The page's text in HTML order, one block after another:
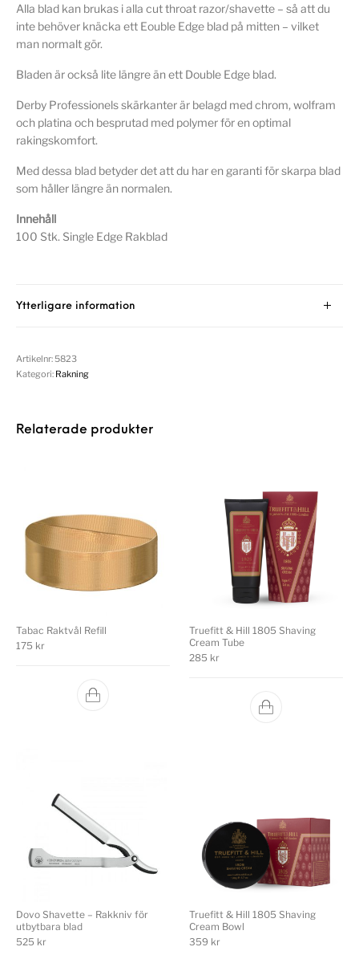
Alla blad kan brukas i alla cut throat razor/shavette – så att du
inte behöver knäcka ett Eouble Edge blad på mitten – vilket
man normalt gör.
Bladen är också lite längre än ett Double Edge blad.
Derby Professionels skärkanter är belagd med chrom, wolfram
och platina och besprutad med polymer för en optimal
rakingskomfort.
Med dessa blad betyder det att du har en garanti för skarpa blad
som håller längre än normalen.
Innehåll
100 Stk. Single Edge Rakblad
Ytterligare information
Artikelnr: 5823
Kategori: Rakning
Relaterade produkter
Tabac Raktvål Refill
175 kr
Truefitt & Hill 1805 Shaving
Cream Tube
285 kr
Dovo Shavette – Rakkniv för
utbytbara blad
525 kr
Truefitt & Hill 1805 Shaving
Cream Bowl
359 kr